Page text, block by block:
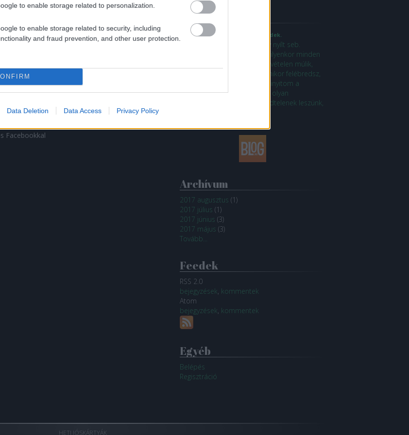
to enable storage related to personalization.
to enable storage related to security, including
and fraud prevention, and other user protection.
Data Deletion Data Access Privacy Policy
Facebookkal
Blogajánló
Légy mellettem, amikor felébredek.
Néha úgy ébredünk, mint egy nyílt seb.
Védtelenül, sérülékenyen, és ilyenkor minden
az első szón, az első lélegzetvételen múlik,
azon, ahogyan rám nézel, amikor felébredsz,
ahogyan rám nézel, amikor kinyitom a
szemem. (...) Felébredünk, és olyan
sérülékenyek, érzékenyek, védtelenek leszünk,
Archívum
2017 augusztus (1)
2017 július (1)
2017 június (3)
2017 május (3)
Tovább...
Feedek
RSS 2.0
bejegyzések, kommentek
Atom
bejegyzések, kommentek
Egyéb
Belépés
Regisztráció
HETI JÓSKÁRTYÁK